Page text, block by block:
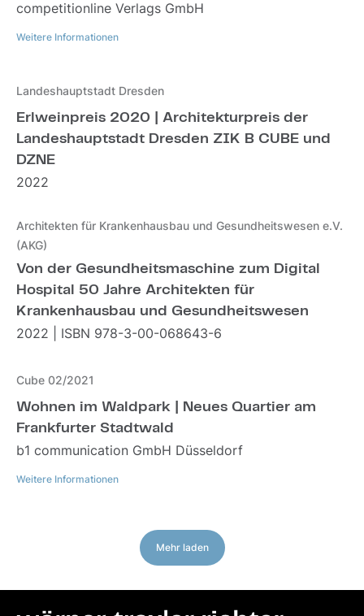
competitionline Verlags GmbH
Weitere Informationen
Landeshauptstadt Dresden
Erlweinpreis 2020 | Architekturpreis der
Landeshauptstadt Dresden ZIK B CUBE und
DZNE
2022
Architekten für Krankenhausbau und Gesundheitswesen e.V.
(AKG)
Von der Gesundheitsmaschine zum Digital
Hospital 50 Jahre Architekten für
Krankenhausbau und Gesundheitswesen
2022 | ISBN 978-3-00-068643-6
Cube 02/2021
Wohnen im Waldpark | Neues Quartier am
Frankfurter Stadtwald
b1 communication GmbH Düsseldorf
Weitere Informationen
Mehr laden